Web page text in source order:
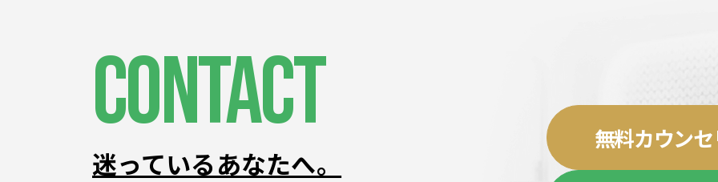
CONTACT
迷っているあなたへ。
無料カウン